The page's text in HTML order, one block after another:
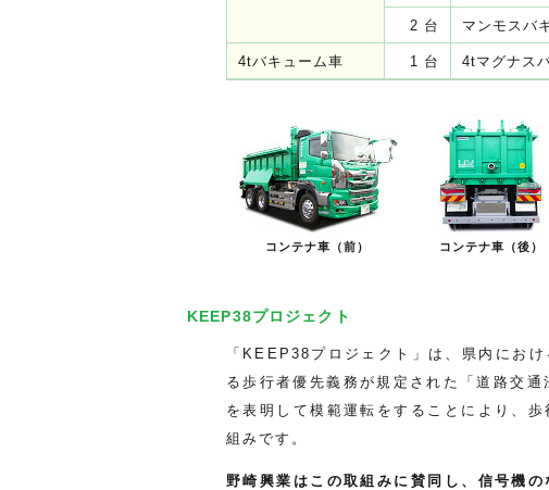
2 台 マンモスバ
4tバキューム車 1 台 4tマグナス
コンテナ車（前） コンテナ車（後）
KEEP38プロジェクト
「KEEP38プロジェクト」は、県内にお
る歩行者優先義務が規定された「道路交
を表明して模範運転をすることにより、
組みです。
野崎興業はこの取組みに賛同し、信号機